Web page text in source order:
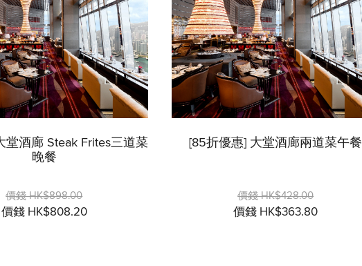
堂酒廊 Steak Frites三道菜
晚餐
價錢 HK$898.00
價錢 HK$808.20
[85折優惠] 大堂酒廊兩道菜午餐
價錢 HK$428.00
價錢 HK$363.80